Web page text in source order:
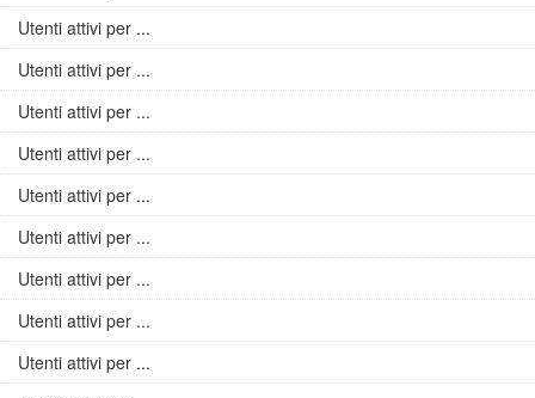
Utenti attivi per ...
Utenti attivi per ...
Utenti attivi per ...
Utenti attivi per ...
Utenti attivi per ...
Utenti attivi per ...
Utenti attivi per ...
Utenti attivi per ...
Utenti attivi per ...